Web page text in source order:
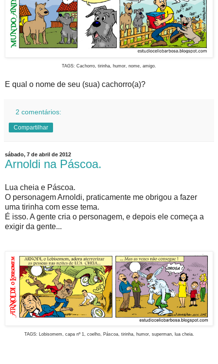
TAGS: Cachorro, tirinha, humor, nome, amigo.
E qual o nome de seu (sua) cachorro(a)?
2 comentários:
Compartilhar
sábado, 7 de abril de 2012
Arnoldi na Páscoa.
Lua cheia e Páscoa.
O personagem Arnoldi, praticamente me obrigou a fazer
uma tirinha com esse tema.
É isso. A gente cria o personagem, e depois ele começa a
exigir da gente...
TAGS: Lobisomem, capa nº 1, coelho, Páscoa, tirinha, humor, superman, lua cheia.